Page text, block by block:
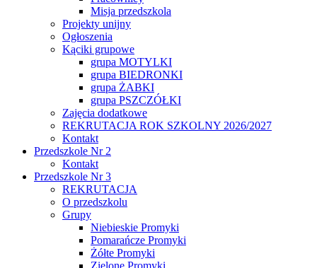
Misja przedszkola
Projekty unijny
Ogłoszenia
Kąciki grupowe
grupa MOTYLKI
grupa BIEDRONKI
grupa ŻABKI
grupa PSZCZÓŁKI
Zajęcia dodatkowe
REKRUTACJA ROK SZKOLNY 2026/2027
Kontakt
Przedszkole Nr 2
Kontakt
Przedszkole Nr 3
REKRUTACJA
O przedszkolu
Grupy
Niebieskie Promyki
Pomarańcze Promyki
Żółte Promyki
Zielone Promyki